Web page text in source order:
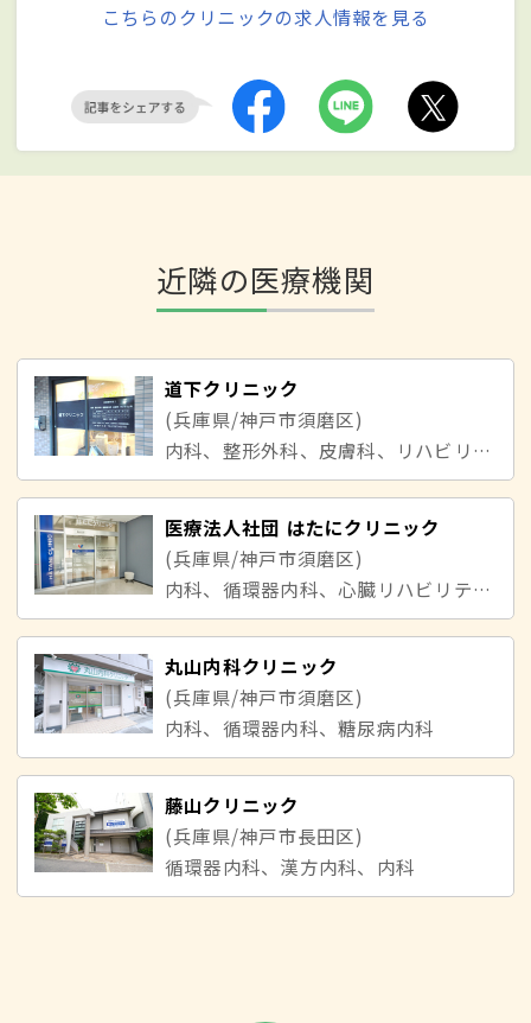
こちらのクリニックの求人情報を見る
近隣の医療機関
道下クリニック
(兵庫県/神戸市須磨区)
内科、整形外科、皮膚科、リハビリテーション科、循環器内科
医療法人社団 はたにクリニック
(兵庫県/神戸市須磨区)
内科、循環器内科、心臓リハビリテーション科
丸山内科クリニック
(兵庫県/神戸市須磨区)
内科、循環器内科、糖尿病内科
藤山クリニック
(兵庫県/神戸市長田区)
循環器内科、漢方内科、内科